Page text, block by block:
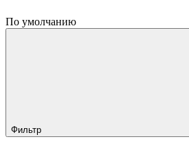
По умолчанию
Фильтр